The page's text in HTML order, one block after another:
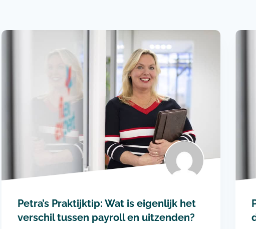
Petra’s Praktijktip: Wat is eigenlijk het
verschil tussen payroll en uitzenden?